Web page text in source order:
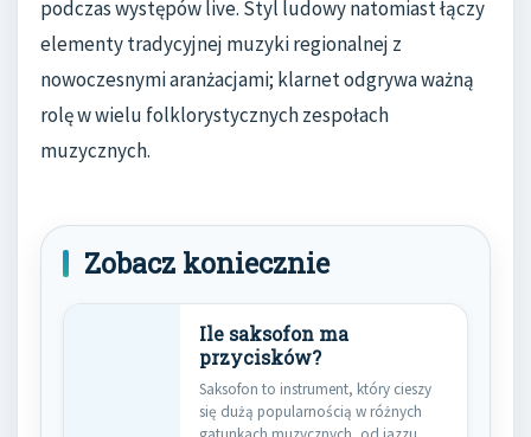
podczas występów live. Styl ludowy natomiast łączy
elementy tradycyjnej muzyki regionalnej z
nowoczesnymi aranżacjami; klarnet odgrywa ważną
rolę w wielu folklorystycznych zespołach
muzycznych.
Zobacz koniecznie
Ile saksofon ma
przycisków?
Saksofon to instrument, który cieszy
się dużą popularnością w różnych